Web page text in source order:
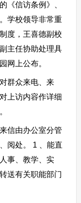
信访条例》、
学校领导非常重
度，王喜德副校
主任协助处理具
网上公布。
群众来电、来
上访内容作详细
信由办公室分管
阅处。 1 、能直
事、教学、实
送有关职能部门